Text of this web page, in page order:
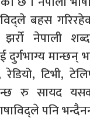
बहस
नेपाली
दुर्गभाग्य मान्छन्
टिभी,
रु सायद
पनि